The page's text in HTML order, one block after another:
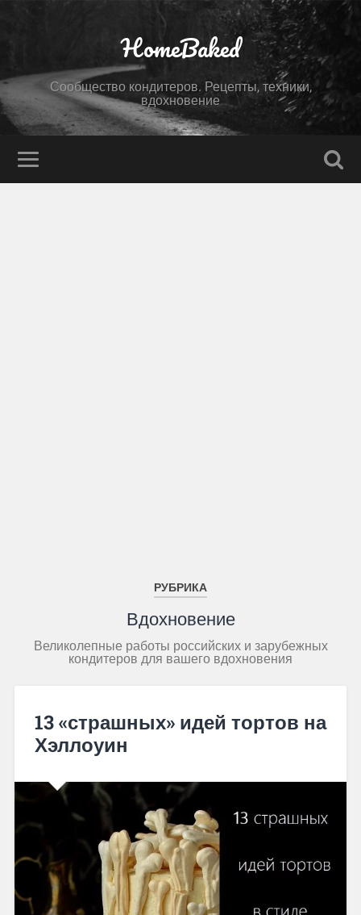
HomeBaked
Сообщество кондитеров. Рецепты, техники,
вдохновение
РУБРИКА
Вдохновение
Великолепные работы российских и зарубежных
кондитеров для вашего вдохновения
13 «страшных» идей тортов на
Хэллоуин